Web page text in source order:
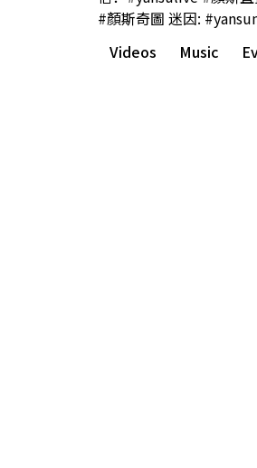
#顏斯奇圖 迷因:
Videos
Music